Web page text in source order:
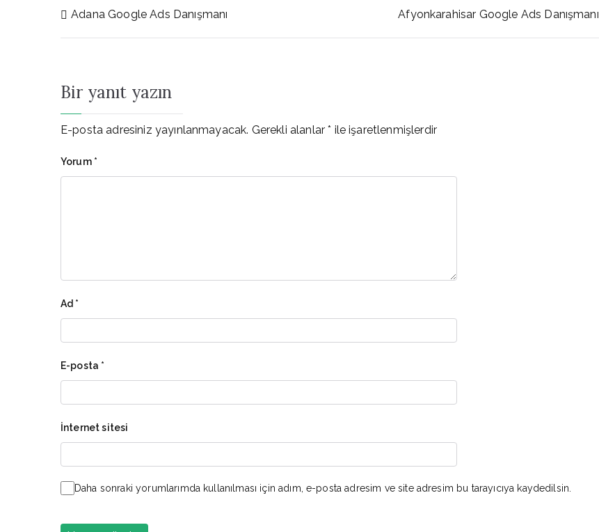
Yazı
Adana Google Ads Danışmanı Afyonkarahisar Google Ads Danışmanı
Bir yanıt yazın
E-posta adresiniz yayınlanmayacak. Gerekli alanlar* ile işaretlenmişlerdir
Yorum *
Ad *
E-posta *
İnternet sitesi
Daha sonraki yorumlarımda kullanılması için adım, e-posta adresim ve site adresim bu tarayıcıya kaydedilsin.